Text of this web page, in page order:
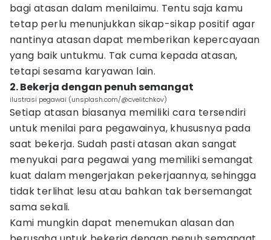
bagi atasan dalam menilaimu. Tentu saja kamu
tetap perlu menunjukkan sikap-sikap positif agar
nantinya atasan dapat memberikan kepercayaan
yang baik untukmu. Tak cuma kepada atasan,
tetapi sesama karyawan lain.
2. Bekerja dengan penuh semangat
ilustrasi pegawai (unsplash.com/@cvelitchkov)
Setiap atasan biasanya memiliki cara tersendiri
untuk menilai para pegawainya, khususnya pada
saat bekerja. Sudah pasti atasan akan sangat
menyukai para pegawai yang memiliki semangat
kuat dalam mengerjakan pekerjaannya, sehingga
tidak terlihat lesu atau bahkan tak bersemangat
sama sekali.
Kami mungkin dapat menemukan alasan dan